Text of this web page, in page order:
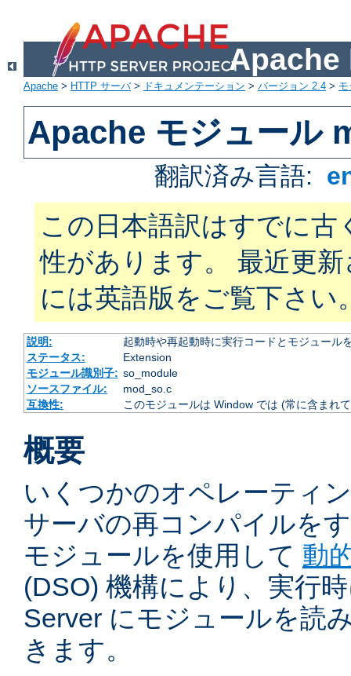
Apache
Apache > HTTP サーバ> ドキュメンテーション > バージョン 2.4 >
Apache モジュール
翻訳済み言語:
この日本語訳はすでに古
性があります。 最近更
には英語版をご覧下さい
説明:
起動時や再起動時に実行コードとモジュール
ステータス:
Extension
モジュール識別子: so_module
ソースファイル:
mod_so.c
互換性:
このモジュールは Window では (常に含まれ
概要
いくつかのオペレーティ
サーバの再コンパイルを
モジュールを使用して 動
(DSO) 機構により、実行
Server にモジュールを読
きます。